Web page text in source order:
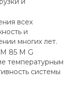
всех
и
многих лет.
85 M G
температурным
системы